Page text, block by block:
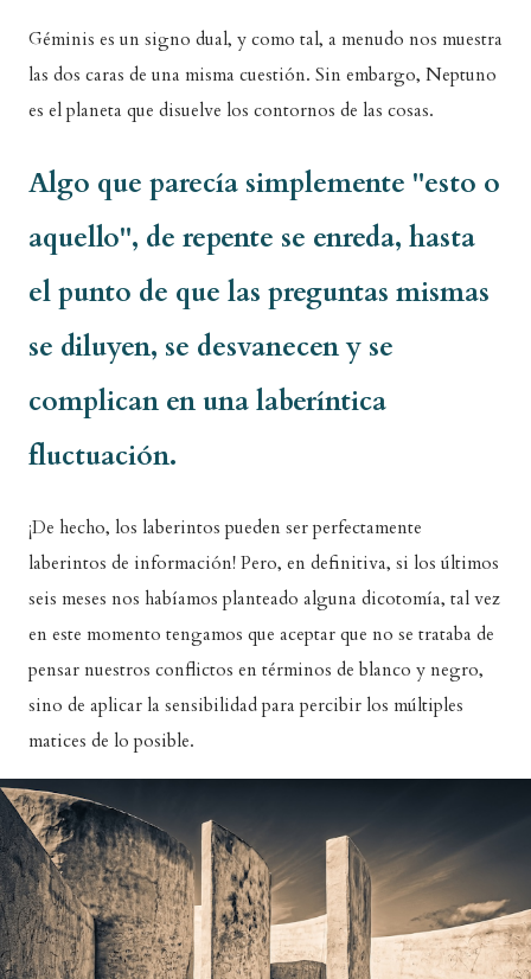
Géminis es un signo dual, y como tal, a menudo nos muestra
las dos caras de una misma cuestión. Sin embargo, Neptuno
es el planeta que disuelve los contornos de las cosas.
Algo que parecía simplemente "esto o
aquello", de repente se enreda, hasta
el punto de que las preguntas mismas
se diluyen, se desvanecen y se
complican en una laberíntica
fluctuación.
¡De hecho, los laberintos pueden ser perfectamente
laberintos de información! Pero, en definitiva, si los últimos
seis meses nos habíamos planteado alguna dicotomía, tal vez
en este momento tengamos que aceptar que no se trataba de
pensar nuestros conflictos en términos de blanco y negro,
sino de aplicar la sensibilidad para percibir los múltiples
matices de lo posible.